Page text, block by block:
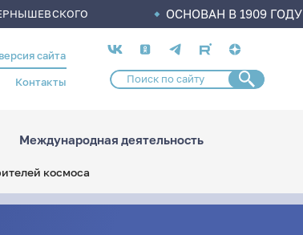
ОСНОВАН В 1909 ГОДУ
сайта
Контакты
Социальные
сети
Международная деятельность
космоса